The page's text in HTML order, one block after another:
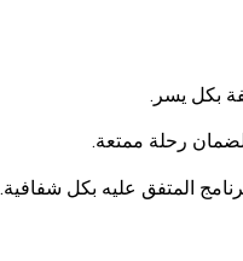
بكل يسر.
رحلة ممتعة.
المتفق عليه بكل شفافية.